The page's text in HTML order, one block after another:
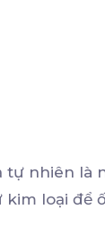
tự nhiên là
loại để